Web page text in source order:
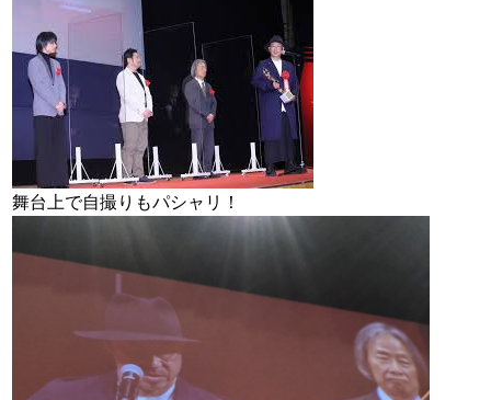
舞台上で自撮りもパシャリ！